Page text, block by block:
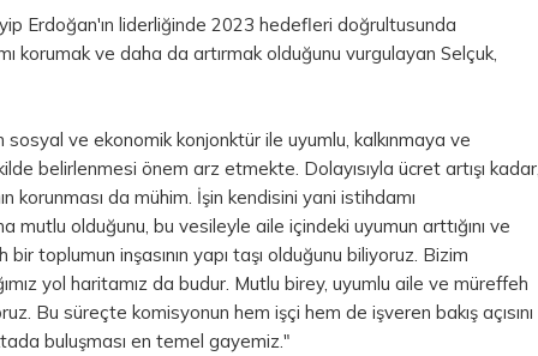
Erdoğan'ın liderliğinde 2023 hedefleri doğrultusunda
korumak ve daha da artırmak olduğunu vurgulayan Selçuk,
ve ekonomik konjonktür ile uyumlu, kalkınmaya ve
belirlenmesi önem arz etmekte. Dolayısıyla ücret artışı kadar,
korunması da mühim. İşin kendisini yani istihdamı
mutlu olduğunu, bu vesileyle aile içindeki uyumun arttığını ve
toplumun inşasının yapı taşı olduğunu biliyoruz. Bizim
yol haritamız da budur. Mutlu birey, uyumlu aile ve müreffeh
Bu süreçte komisyonun hem işçi hem de işveren bakış açısını
buluşması en temel gayemiz."